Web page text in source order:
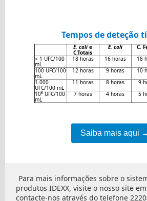
Tempos de deteção
E. coli e
C.Totais
E. coli C.
< 1 UFC/100
mL
18 horas 16 horas 18
100 UFC/100
mL
12 horas 9 horas 10
1.000
UFC/100 mL
11 horas 8 horas 9
10⁶ UFC/100
mL
7 horas 4 horas 5
Saiba mais aqui
Para mais informações sobre o
produtos IDEXX, visite o nosso site em
contacte-nos através do telefone